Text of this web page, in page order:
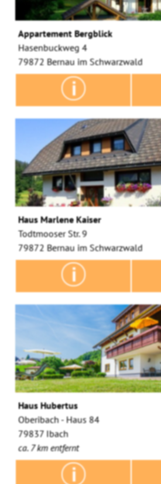
Appartement Bergblick
Hasenbuckweg 4
79872 Bernau im Schwarzwald
Haus Marlene Kaiser
Todtmooser Str. 9
79872 Bernau im Schwarzwald
Haus Hubertus
Oberibach - Haus 84
79837 Ibach
ca. 7 km entfernt